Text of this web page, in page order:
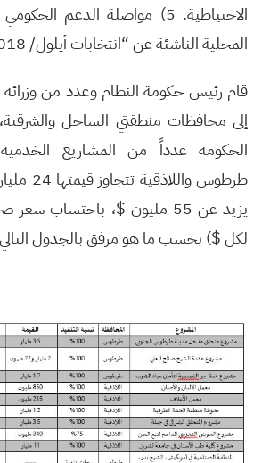
الاحتياطية. 5) مواصلة الدعم
المحلية الناشئة عن “انتخابات أيلول/ 2018”.
قام رئيس حكومة النظام وعدد من وزرائه
إلى محافظات منطقتي الساحل
الحكومة عدداً من المشاريع الخدمية
طرطوس
لكل $) بحسب ما هو مرفق بالجدول